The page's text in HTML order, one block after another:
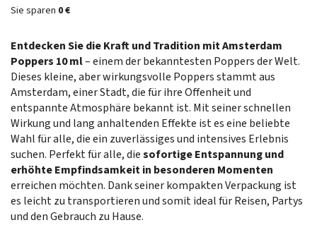
Sie sparen 0 €
Entdecken Sie die Kraft und Tradition mit Amsterdam
Poppers 10 ml– einem der bekanntesten Poppers der Welt.
Dieses kleine, aber wirkungsvolle Poppers stammt aus
Amsterdam, einer Stadt, die für ihre Offenheit und
entspannte Atmosphäre bekannt ist. Mit seiner schnellen
Wirkung und lang anhaltenden Effekte ist es eine beliebte
Wahl für alle, die ein zuverlässiges und intensives Erlebnis
suchen. Perfekt für alle, diesofortige Entspannung und
erhöhte Empfindsamkeit in besonderen Momenten
erreichen möchten. Dank seiner kompakten Verpackung ist
es leicht zu transportieren und somit ideal für Reisen, Partys
und den Gebrauch zu Hause.